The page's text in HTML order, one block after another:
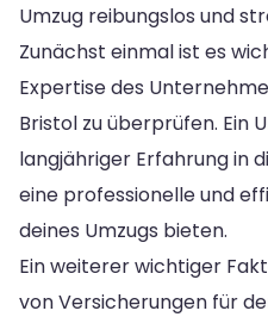
Umzug reibungslos und
Zunächst einmal ist es
Expertise des
Bristol zu überprüfen. Ein
langjähriger Erfahrung in
eine professionelle und
deines Umzugs bieten.
Ein weiterer wichtiger
von Versicherungen für